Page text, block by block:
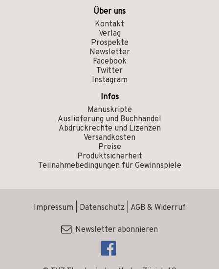
Über uns
Kontakt
Verlag
Prospekte
Newsletter
Facebook
Twitter
Instagram
Infos
Manuskripte
Auslieferung und Buchhandel
Abdruckrechte und Lizenzen
Versandkosten
Preise
Produktsicherheit
Teilnahmebedingungen für Gewinnspiele
Impressum Datenschutz AGB & Widerruf
Newsletter abonnieren